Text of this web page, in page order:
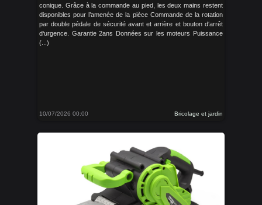
conique. Grâce à la commande au pied, les deux mains restent
disponibles pour l’amenée de la pièce Commande de la rotation
par double pédale de sécurité avant et arrière et bouton d‘arrêt
d‘urgence. Garantie 2ans Données sur les moteurs Puissance
(...)
10/07/2026 00:00 Bricolage et jardin